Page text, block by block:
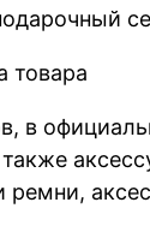
товара
в
ремни,